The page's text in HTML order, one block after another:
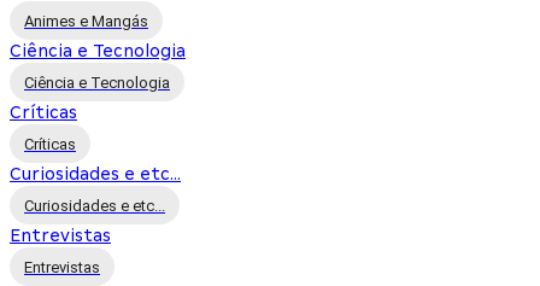
Animes e Mangás
Ciência e Tecnologia
Ciência e Tecnologia
Críticas
Críticas
Curiosidades e etc...
Curiosidades e etc...
Entrevistas
Entrevistas